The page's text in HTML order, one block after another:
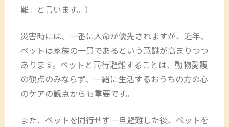
難」と言います。）
災害時には、一番に人命が優先されますが、近年、
ペットは家族の一員であるという意識が高まりつつ
あります。ペットと同行避難することは、動物愛護
の観点のみならず、一緒に生活するおうちの方の心
のケアの観点からも重要です。
また、ペットを同行せず一旦避難した後、ペットを